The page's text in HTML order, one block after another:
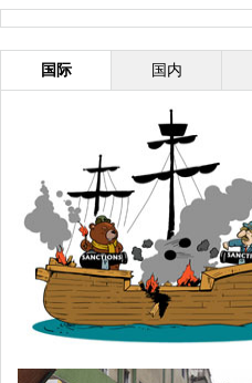
国际 国内